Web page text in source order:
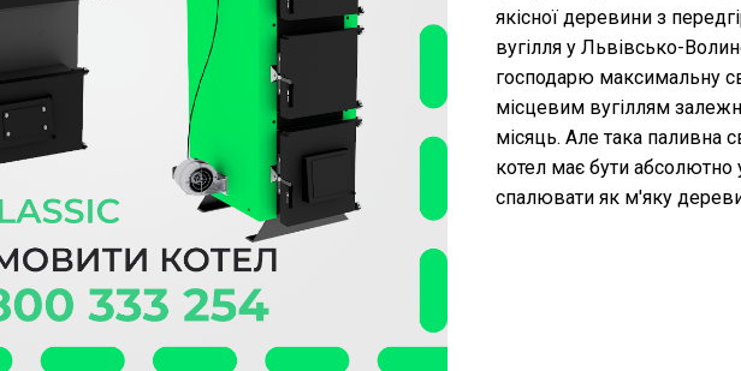
якісної деревини з
вугілля у Львівсько-
господарю максимальну
місцевим вугіллям
місяць. Але така паливна
котел має бути
спалювати як м'яку